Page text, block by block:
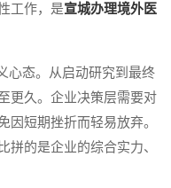
工作，是宣城办理境外医
态。从启动研究到最终
更久。企业决策层需要对
因短期挫折而轻易放弃。
拼的是企业的综合实力、